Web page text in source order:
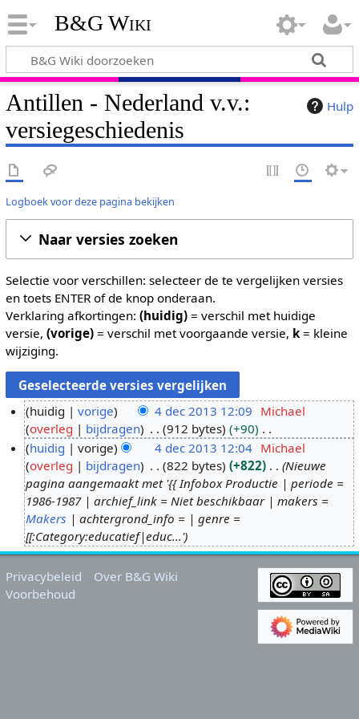
B&G Wiki
Hulp
Antillen - Nederland v.v.:
versiegeschiedenis
Logboek voor deze pagina bekijken
Naar versies zoeken
Selectie voor verschillen: selecteer de te vergelijken versies
en toets ENTER of de knop onderaan.
Verklaring afkortingen: (huidig)= verschil met huidige
versie, (vorige)= verschil met voorgaande versie, k= kleine
wijziging.
d
3
huidig vorige 4 dec 2013 12:09 Michael
overleg
bijdragen 912 bytes
+90
G
e
e
n
b
e
w
huidig vorige 4 dec 2013 12:04 Michael
overleg
bijdragen 822 bytes +822
Nieuwe
pagina aangemaakt met '{{ Infobox Productie | periode =
1986-1987 | archief_link = Niet beschikbaar | makers =
Makers | achtergrond_info = | genre =
[[:Category:educatief|educ...'
Privacybeleid
Over B&G Wiki
Voorbehoud